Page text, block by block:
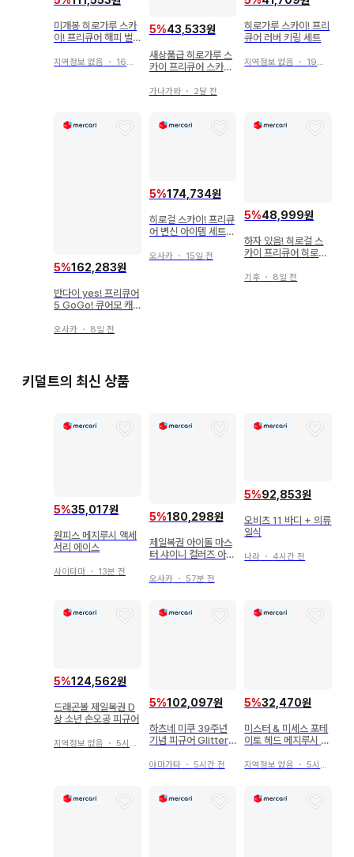
미개봉 히로가루 스카
이! 프리큐어 해피 벌
와타르
지역정보 없음 ・ 16일 전
5%43,533원
새상품급 히로가루 스
카이 프리큐어 스카이
가나가와・ 2달 전
히로가루 스카이! 프리
큐어 러버 키링 세트
지역정보 없음 ・ 19일 전
5%162,283원
반다이 yes! 프리큐어
5 GoGo! 큐어모 캐
오사카 ・ 8일 전
5%174,734원
히로걸 스카이! 프리큐
어 변신 아이템 세트
오사카・ 15일 전
5%48,999원
하자 있음! 히로걸 스
카이 프리큐어 히로프
기후 ・ 8일 전
키덜트의 최신 상품
5%35,017원
원피스 메지루시 액세
서리 에이스
사이타마 ・ 13분 전
5%180,298원
제일복권 아이돌 마스
터 샤이니 컬러즈 아사
오사카・ 57분 전
5%92,853원
오비츠 11 바디 + 의류
일식
나라 ・ 4시간 전
5%124,562원
드래곤볼 제일복권 D
상 소년 손오공 피규어
지역정보 없음 ・ 5시간 전
5%102,097원
하츠네 미쿠 39주년
기념 피규어 Glitterin
야마가타・ 5시간 전
5%32,470원
미스터 & 미세스 포테
이토 헤드 메지루시 가
지역정보 없음 ・5시간 전